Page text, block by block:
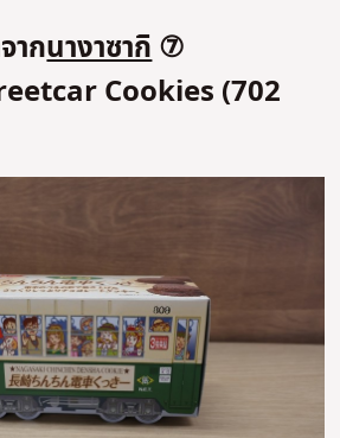
ากนางาซากิ⑦
Cookies (702